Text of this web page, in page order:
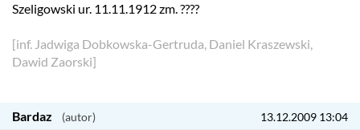
Szeligowski ur. 11.11.1912 zm. ????
[inf. Jadwiga Dobkowska-Gertruda, Daniel Kraszewski,
Dawid Zaorski]
Bardaz 13.12.2009 13:04